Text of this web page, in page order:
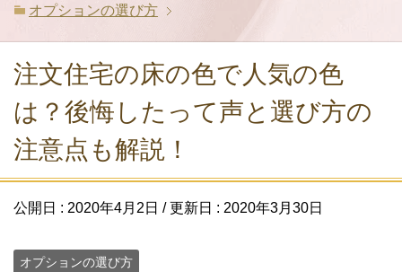
オプションの選び方
注文住宅の床の色で人気の色
は？後悔したって声と選び方の
注意点も解説！
公開日 : 2020年4月2日 / 更新日 : 2020年3月30日
オプションの選び方